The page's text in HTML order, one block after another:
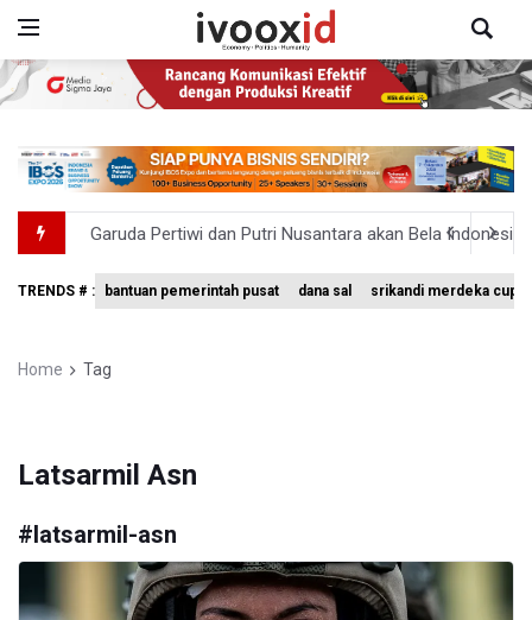
Garuda Pertiwi dan Putri Nusantara akan Bela Indonesia
Aldila dan Janice Berlaga di Sektor Ganda WTA 1000
Pemerintah Siapkan Stimulus Hadapi Dampak El Nino
TRENDS # : bantuan pemerintah pusat dana sal srikandi merdeka cup
Home Tag
Latsarmil Asn
# latsarmil-asn